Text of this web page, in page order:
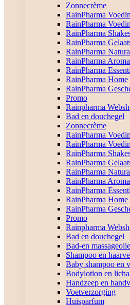
Zonnecrème
RainPharma
RainPharma
RainPharma
RainPharma
RainPharma
RainPharma
RainPharma
RainPharma Home
RainPharma
Promo
Rainpharma
Bad en douchegel
Zonnecrème
RainPharma
RainPharma
RainPharma
RainPharma
RainPharma
RainPharma
RainPharma
RainPharma Home
RainPharma
Promo
Rainpharma
Bad en douchegel
Bad-en massageolie
Shampoo en
Baby shampoo en
Bodylotion en
Handzeep en
Voetverzorging
Huisparfum